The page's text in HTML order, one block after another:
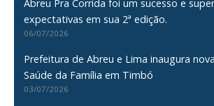
Abreu Pra Corrida foi um sucesso e
expectativas em sua 2ª edição.
06/07/2026
Prefeitura de Abreu e Lima inaugura
Saúde da Família em Timbó
03/07/2026